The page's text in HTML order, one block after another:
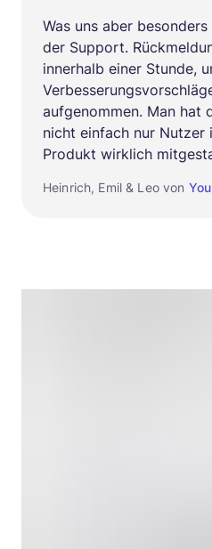
Was uns aber
der Support.
innerhalb einer Stunde,
aufgenommen. Man hat
nicht einfach nur Nutzer
Produkt wirklich
Heinrich, Emil & Leo von
m